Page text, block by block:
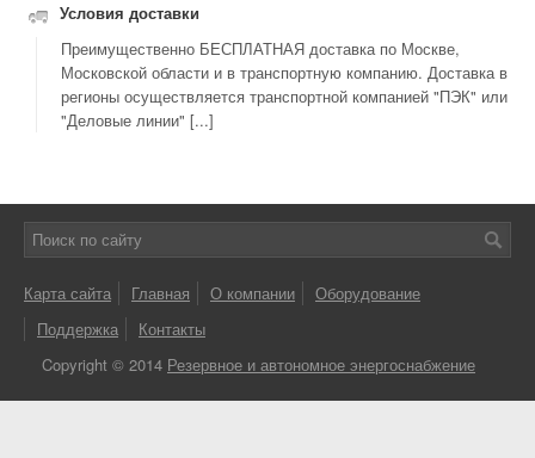
Условия доставки
Преимущественно БЕСПЛАТНАЯ доставка по Москве,
Московской области и в транспортную компанию. Доставка в
регионы осуществляется транспортной компанией "ПЭК" или
"Деловые линии" [...]
Карта сайта Главная О компании
Оборудование
Поддержка
Контакты
Copyright © 2014 Резервное и автономное энергоснабжение